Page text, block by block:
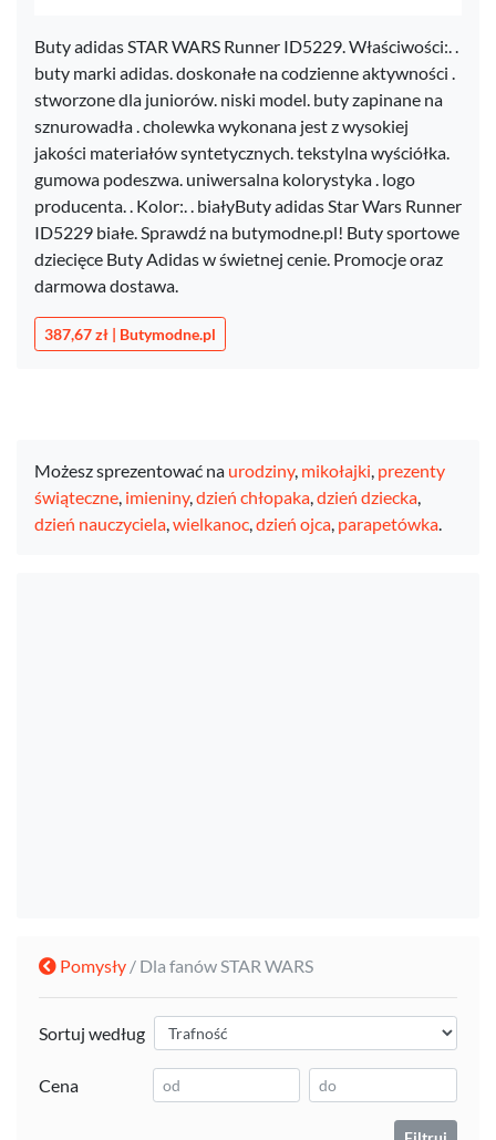
Buty adidas STAR WARS Runner ID5229. Właściwości:. .
buty marki adidas. doskonałe na codzienne aktywności .
stworzone dla juniorów. niski model. buty zapinane na
sznurowadła . cholewka wykonana jest z wysokiej
jakości materiałów syntetycznych. tekstylna wyściółka.
gumowa podeszwa. uniwersalna kolorystyka . logo
producenta. . Kolor:. . białyButy adidas Star Wars Runner
ID5229 białe. Sprawdź na butymodne.pl! Buty sportowe
dziecięce Buty Adidas w świetnej cenie. Promocje oraz
darmowa dostawa.
387,67 zł | Butymodne.pl
Możesz sprezentować na urodziny, mikołajki, prezenty
świąteczne, imieniny,dzień chłopaka,dzień dziecka,
dzień nauczyciela,wielkanoc,dzień ojca, parapetówka.
Pomysły / Dla fanów STAR WARS
Sortuj według
Cena